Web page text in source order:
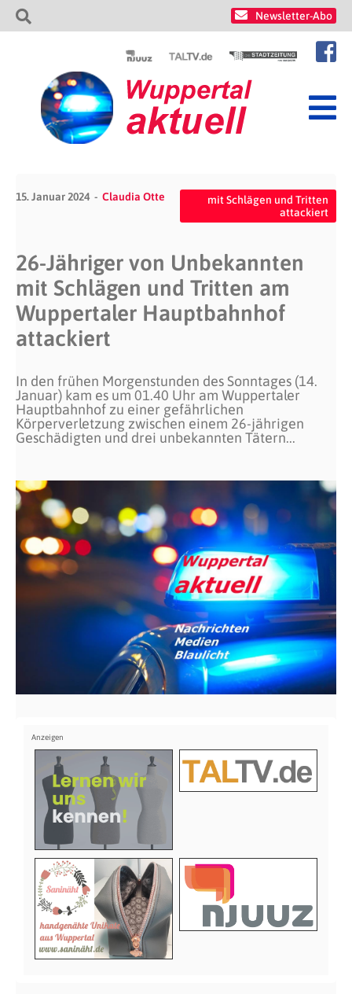
Newsletter-Abo
15. Januar 2024 Claudia Otte
mit Schlägen und Tritten
attackiert
26-Jähriger von Unbekannten
mit Schlägen und Tritten am
Wuppertaler Hauptbahnhof
attackiert
In den frühen Morgenstunden des Sonntages (14.
Januar) kam es um 01.40 Uhr am Wuppertaler
Hauptbahnhof zu einer gefährlichen
Körperverletzung zwischen einem 26-jährigen
Geschädigten und drei unbekannten Tätern...